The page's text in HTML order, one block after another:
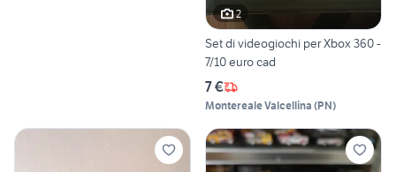
2
Set di videogiochi per Xbox 360 -
7/10 euro cad
7 €
Montereale Valcellina (PN)